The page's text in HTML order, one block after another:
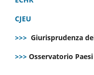
CJEU
>>> Giurisprudenza
>>> Osservatorio